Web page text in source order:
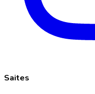
Saites